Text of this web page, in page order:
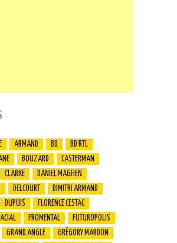
ARMAND BD
BD RTL
BOUZARD
CASTERMAN
CLARKE
DANIEL MAGHEN
DELCOURT
DIMITRI ARMAND
DUPUIS
FLORENCE CESTAC
FROMENTAL
FUTUROPOLIS
GRAND ANGLE
GRÉGORY MARDON